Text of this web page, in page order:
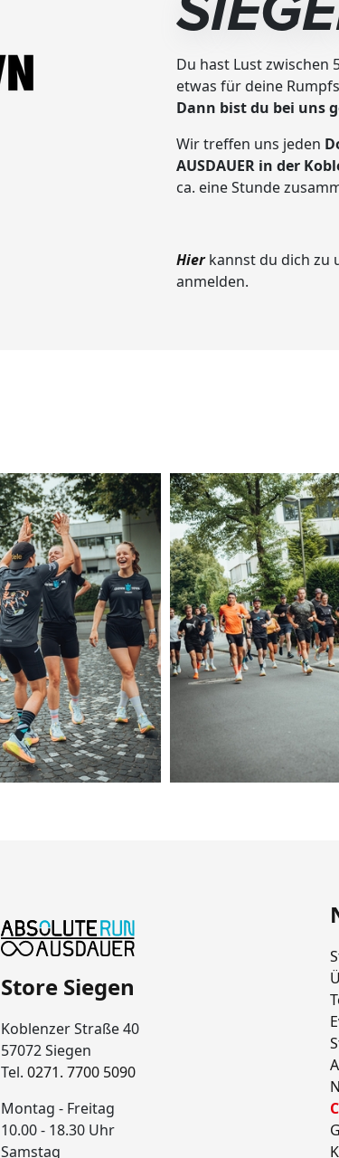
Du hast Lust zwischen
etwas für deine
Dann bist du bei uns
Wir treffen uns jeden
AUSDAUER in der
ca. eine Stunde
Hierkannst du dich zu
anmelden.
Store Siegen
Koblenzer Straße 40
57072 Siegen
Tel. 0271. 7700 5090
Montag - Freitag
10.00 - 18.30 Uhr
Samstag